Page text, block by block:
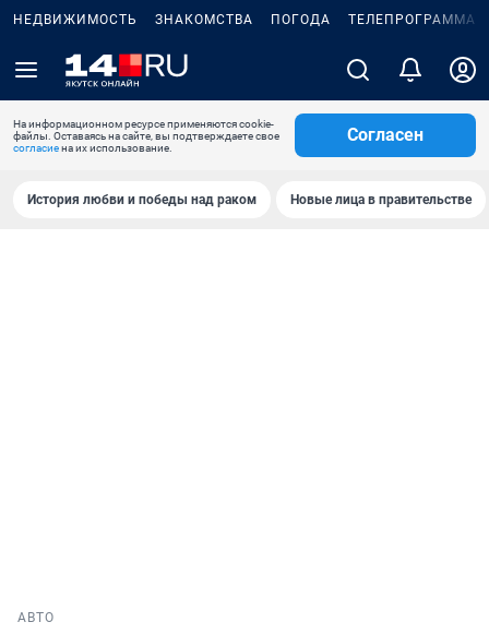
НЕДВИЖИМОСТЬ ЗНАКОМСТВА ПОГОДА ТЕЛЕПРОГРАММА
На информационном ресурсе применяются cookie-
файлы. Оставаясь на сайте, вы подтверждаете свое
согласиена их использование.
Согласен
История любви и победы над раком Новые лица в правительстве
АВТО